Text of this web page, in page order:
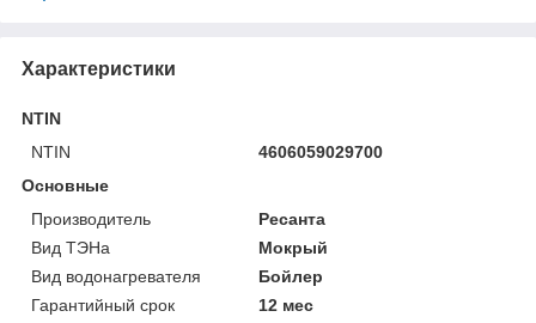
Характеристики
NTIN
NTIN
4606059029700
Основные
Производитель
Ресанта
Вид ТЭНа
Мокрый
Вид водонагревателя
Бойлер
Гарантийный срок
12 мес